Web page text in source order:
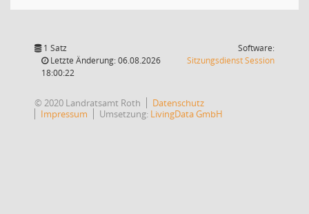
1 Satz
Letzte Änderung: 06.08.2026
18:00:22
Software:
SitzungsdienstSession(Wird in
© 2020 Landratsamt Roth
Datenschutz
Impressum
Umsetzung: LivingData GmbH